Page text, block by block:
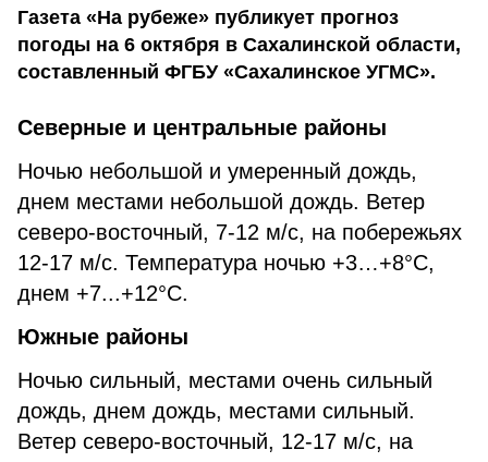
Газета «На рубеже» публикует прогноз
погоды на 6 октября в Сахалинской области,
составленный ФГБУ «Сахалинское УГМС».
Северные и центральные районы
Ночью небольшой и умеренный дождь,
днем местами небольшой дождь. Ветер
северо-восточный, 7-12 м/с, на побережьях
12-17 м/с. Температура ночью +3…+8°С,
днем +7...+12°С.
Южные районы
Ночью сильный, местами очень сильный
дождь, днем дождь, местами сильный.
Ветер северо-восточный, 12-17 м/с, на